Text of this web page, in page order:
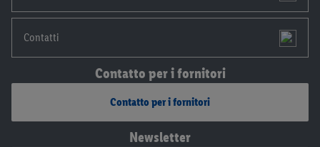
Contatti
Contatto per i fornitori
Contatto per i fornitori
Newsletter